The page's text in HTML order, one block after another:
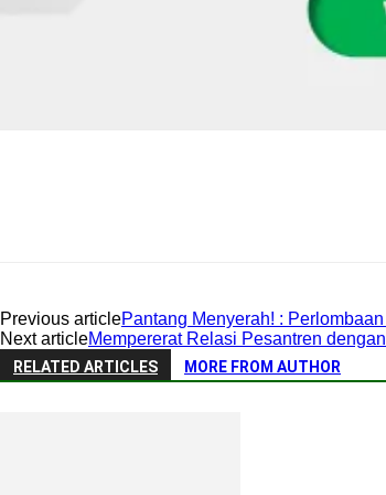
Previous articlePantang Menyerah! :
Next articleMempererat Relasi Pesantren
RELATED ARTICLES MORE FROM AUTHOR